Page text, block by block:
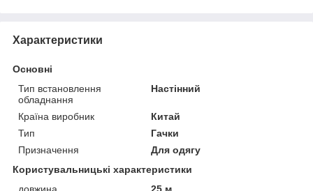
Характеристики
Основні
Тип встановлення
обладнання
Настінний
Країна виробник
Китай
Тип
Гачки
Призначення
Для одягу
Користувальницькі характеристики
довжина
25 м